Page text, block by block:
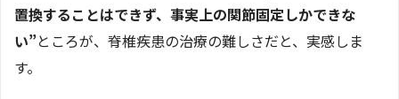
置換することはできず、事実上の関節固定しかできな
い”ところが、脊椎疾患の治療の難しさだと、実感しま
す。